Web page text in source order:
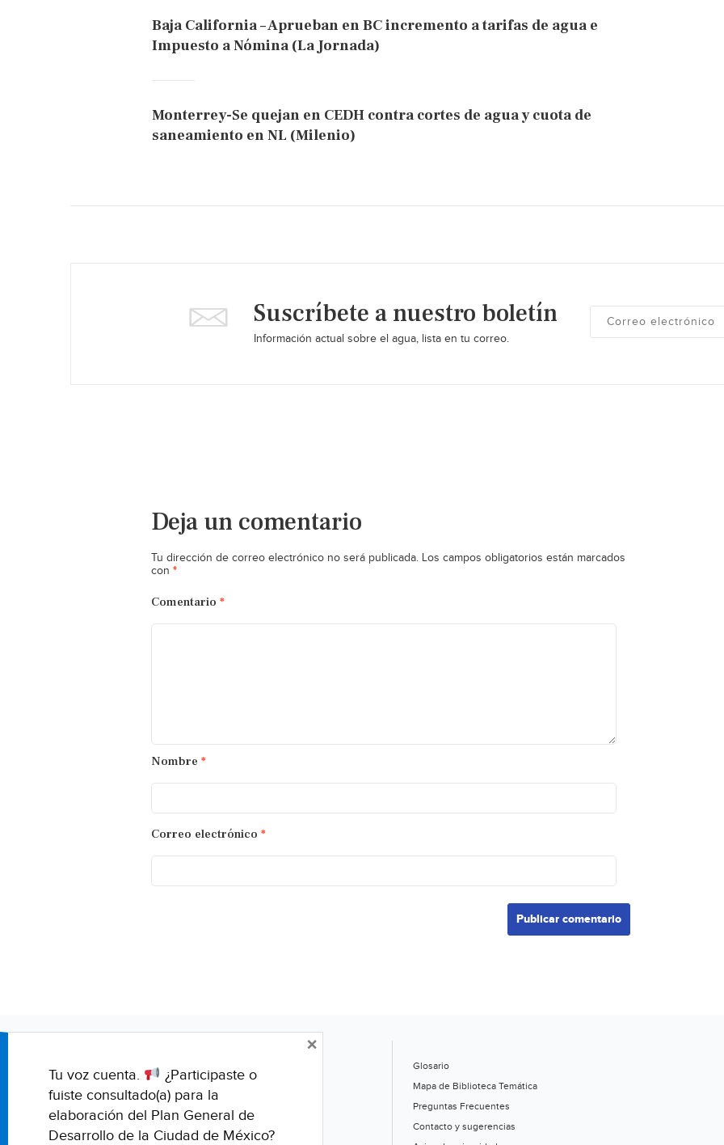
Baja California – Aprueban en BC incremento a tarifas de agua e
Impuesto a Nómina (La Jornada)
Monterrey-Se quejan en CEDH contra cortes de agua y cuota de
saneamiento en NL (Milenio)
Suscríbete a nuestro boletín
Información actual sobre el agua, lista en tu correo.
Deja un comentario
Tu dirección de correo electrónico no será publicada. Los campos obligatorios están marcados
con *
Comentario *
Nombre *
Correo electrónico *
Glosario
Mapa de Biblioteca Temática
Preguntas Frecuentes
Contacto y sugerencias
Tu voz cuenta.
¿Participaste o
fuiste consultado(a) para la
elaboración del Plan General de
Desarrollo de la Ciudad de México?
×